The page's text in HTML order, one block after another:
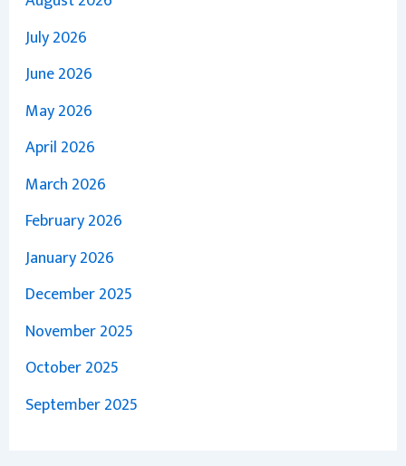
July 2026
June 2026
May 2026
April 2026
March 2026
February 2026
January 2026
December 2025
November 2025
October 2025
September 2025